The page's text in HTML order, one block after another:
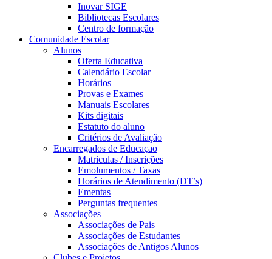
Inovar SIGE
Bibliotecas Escolares
Centro de formação
Comunidade Escolar
Alunos
Oferta Educativa
Calendário Escolar
Horários
Provas e Exames
Manuais Escolares
Kits digitais
Estatuto do aluno
Critérios de Avaliação
Encarregados de Educaçao
Matriculas / Inscrições
Emolumentos / Taxas
Horários de Atendimento (DT’s)
Ementas
Perguntas frequentes
Associações
Associações de Pais
Associações de Estudantes
Associações de Antigos Alunos